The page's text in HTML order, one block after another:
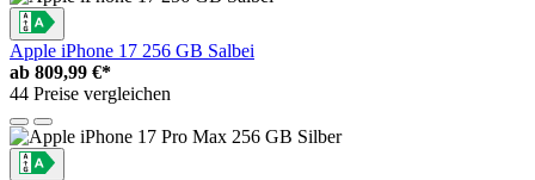
Apple iPhone 17 256 GB Salbei
ab 809,99 €*
44 Preise vergleichen